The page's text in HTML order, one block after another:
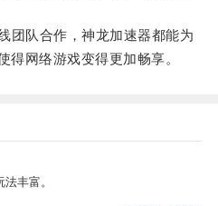
队合作，神龙加速器都能为
得网络游戏变得更加畅享。
丰富。